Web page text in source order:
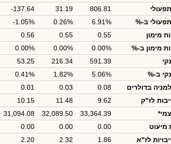
806.81
31.19
-137.64
ב-%
6.91%
0.26%
-1.05%
מימון
0.55
0.55
0.56
מימון ב-%
0.00%
0.00%
0.00%
591.39
216.34
53.25
ב-%
5.06%
1.82%
0.41%
בדולרים
0.08
0.03
0.01
לז"ק
9.62
11.48
10.15
33,364.39
32,089.50
31,094.08
מיעוט
0.00
0.00
0.00
לז"א
1.86
2.32
2.20